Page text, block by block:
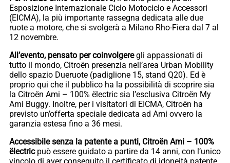
Esposizione Internazionale Ciclo Motociclo e Accessori
(EICMA), la più importante rassegna dedicata alle due
ruote a motore, che si svolgerà a Milano Rho-Fiera dal 7 al
12 novembre.
All’evento, pensato per coinvolgeregli appassionati di
tutto il mondo, Citroën presenzia nell’area Urban Mobility
dello spazio Dueruote (padiglione 15, stand Q20). Ed è
proprio qui che il pubblico ha la possibilità di scoprire sia
la Citroën Ami – 100% ëlectric sia l’esclusiva Citroën My
Ami Buggy. Inoltre, per i visitatori di EICMA, Citroën ha
previsto un’offerta speciale dedicata ad Ami ovvero la
garanzia estesa fino a 36 mesi.
Accessibile senza la patente a punti, Citroën Ami – 100%
ëlectricpuò essere guidato a partire da 14 anni, con l’unico